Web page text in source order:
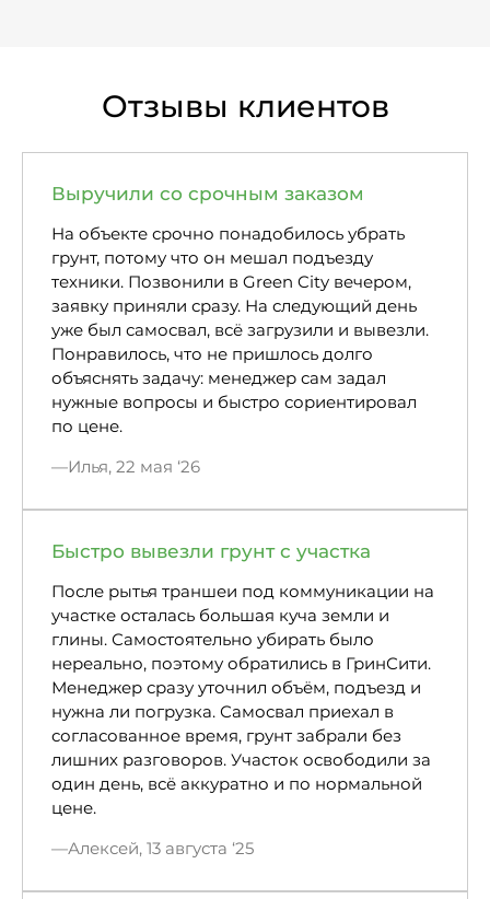
Отзывы клиентов
Выручили со срочным заказом
На объекте срочно понадобилось убрать
грунт, потому что он мешал подъезду
техники. Позвонили в Green City вечером,
заявку приняли сразу. На следующий день
уже был самосвал, всё загрузили и вывезли.
Понравилось, что не пришлось долго
объяснять задачу: менеджер сам задал
нужные вопросы и быстро сориентировал
по цене.
Илья, 22 мая ‘26
Быстро вывезли грунт с участка
После рытья траншеи под коммуникации на
участке осталась большая куча земли и
глины. Самостоятельно убирать было
нереально, поэтому обратились в ГринСити.
Менеджер сразу уточнил объём, подъезд и
нужна ли погрузка. Самосвал приехал в
согласованное время, грунт забрали без
лишних разговоров. Участок освободили за
один день, всё аккуратно и по нормальной
цене.
Алексей, 13 августа ‘25